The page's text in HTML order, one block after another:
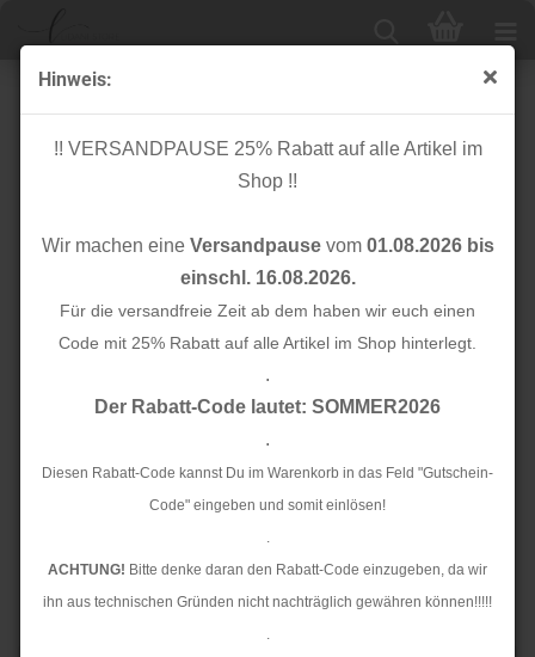
Hinweis:
!! VERSANDPAUSE 25% Rabatt auf alle Artikel im
Shop !!
Wir machen eine Versandpausevom 01.08.2026 bis
einschl. 16.08.2026.
Für die versandfreie Zeit ab dem haben wir euch einen
Code mit 25% Rabatt auf alle Artikel im Shop hinterlegt.
.
Der Rabatt-Code lautet: SOMMER2026
.
Diesen Rabatt-Code kannst Du im Warenkorb in das Feld "Gutschein-
Code" eingeben und somit einlösen!
.
ACHTUNG! Bitte denke daran den Rabatt-Code einzugeben, da wir
ihn aus technischen Gründen nicht nachträglich gewähren können!!!!!
.
Bio Schlauchbündchen - Hipster Cuff - flamme - A63 -
Sparkle - Hamburger Liebe - Albstoffe